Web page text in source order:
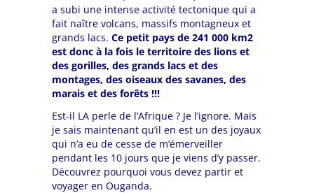
a subi une intense activité tectonique qui a
fait naître volcans, massifs montagneux et
grands lacs. Ce petit pays de 241 000 km2
est donc à la fois le territoire des lions et
des gorilles, des grands lacs et des
montages, des oiseaux des savanes, des
marais et des forêts !!!
Est-il LA perle de l’Afrique ? Je l’ignore. Mais
je sais maintenant qu’il en est un des joyaux
qui n’a eu de cesse de m’émerveiller
pendant les 10 jours que je viens d’y passer.
Découvrez pourquoi vous devez partir et
voyager en Ouganda.